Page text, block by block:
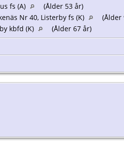
fs (A)
(Ålder 53 år)
Nr 40, Listerby fs (K)
(Ålder
kbfd (K)
(Ålder 67 år)